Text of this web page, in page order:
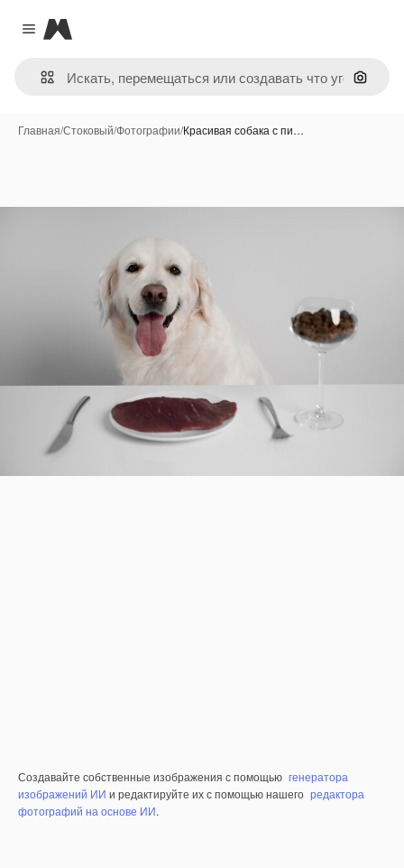
Close menu
Magnific
Поиск
Главная/Стоковый/Фотографии/Красивая собака с пи…
Создавайте собственные изображения с помощью генератора
изображений ИИ и редактируйте их с помощью нашего редактора
фотографий на основе ИИ.